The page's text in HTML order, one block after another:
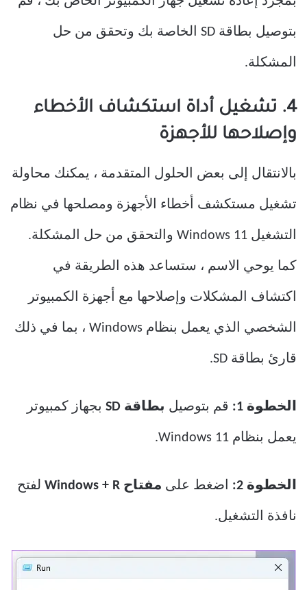
بتوصيل بطاقة SD الخاصة بك وتحقق من حل
المشكلة.
4. تشغيل أداة استكشاف الأخطاء
وإصلاحها للأجهزة
بالانتقال إلى بعض الحلول المتقدمة ، يمكنك محاولة
تشغيل مستكشف أخطاء الأجهزة ومصلحها في نظام
التشغيل Windows 11 والتحقق من حل المشكلة.
كما يوحي الاسم ، ستساعد هذه الطريقة في
اكتشاف المشكلات وإصلاحها مع أجهزة الكمبيوتر
الشخصي الذي يعمل بنظام Windows ، بما في ذلك
قارئ بطاقة SD.
الخطوة 1: قم بتوصيل بطاقة SD بجهاز كمبيوتر
يعمل بنظام Windows 11.
الخطوة 2: اضغط على مفتاح Windows + R لفتح
نافذة التشغيل.